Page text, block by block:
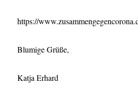
https://
Blumige Grüße,
Katja Erhard